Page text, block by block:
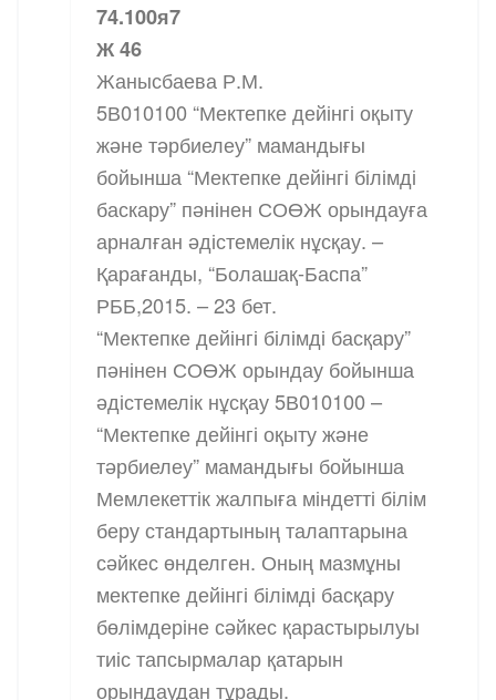
74.100я7
Ж 46
Жанысбаева Р.М.
5В010100 “Мектепке дейінгі оқыту
және тәрбиелеу” мамандығы
бойынша “Мектепке дейінгі білімді
баскару” пәнінен СОӨЖ орындауға
арналған әдістемелік нұсқау. –
Қарағанды, “Болашақ-Баспа”
РББ,2015. – 23 бет.
“Мектепке дейінгі білімді басқару”
пәнінен СОӨЖ орындау бойынша
әдістемелік нұсқау 5В010100 –
“Мектепке дейінгі оқыту және
тәрбиелеу” мамандығы бойынша
Мемлекеттік жалпыға міндетті білім
беру стандартының талаптарына
сәйкес өнделген. Оның мазмұны
мектепке дейінгі білімді басқару
бөлімдеріне сәйкес қарастырылуы
тиіс тапсырмалар қатарын
орындаудан тұрады.